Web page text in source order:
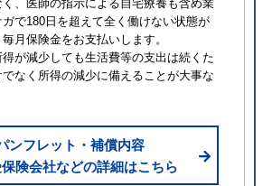
く、医師の指示による自宅療養も含め業
で180日を超えて全く働けない状態が
月保険金をお支払いします。
が減少しても生活費等の支出は続くた
なく所得の減少に備えることが大事な
ンフレット・補償内容
保険会社などの詳細はこちら